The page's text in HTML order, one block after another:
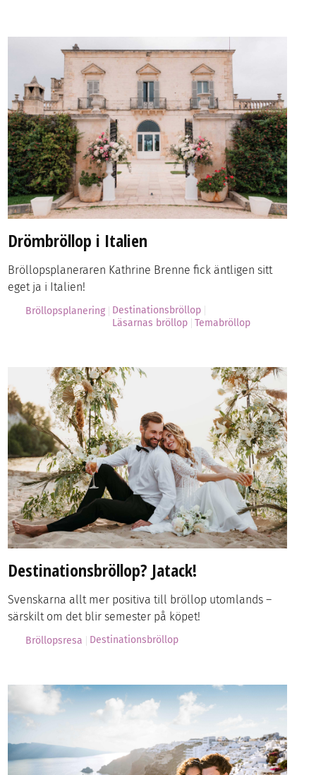
Drömbröllop i Italien
Bröllopsplaneraren Kathrine Brenne fick äntligen sitt
eget ja i Italien!
Bröllopsplanering
Destinationsbröllop
Läsarnas bröllop
Temabröllop
Destinationsbröllop? Jatack!
Svenskarna allt mer positiva till bröllop utomlands –
särskilt om det blir semester på köpet!
Bröllopsresa Destinationsbröllop